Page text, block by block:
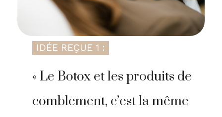
IDÉE REÇUE 1 :
« Le Botox et les produits de
comblement, c’est la même